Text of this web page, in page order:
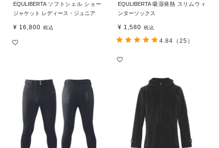
EQULIBERTA ソフトシェル ショー
ジャケット レディース・ジュニア
¥ 16,800 税込
EQULIBERTA 吸湿発熱 スリムウィ
ンターソックス
¥ 1,580 税込
4.84 （25）